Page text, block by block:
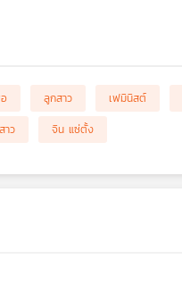
ลูกสาว เฟมินิสต์
าว จิน แซ่ตั้ง